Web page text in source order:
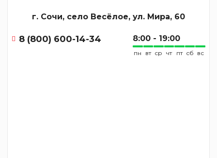
г. Сочи, село Весёлое, ул. Мира, 60
8 (800) 600-14-34 8:00 - 19:00
пн вт ср чт пт сб вс